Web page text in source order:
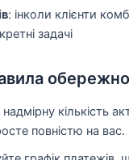
: інколи клієнти
задачі
кількість
повністю на вас.